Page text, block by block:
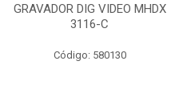
GRAVADOR DIG VIDEO MHDX
3116-C
Código: 580130